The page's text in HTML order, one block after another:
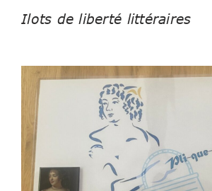
Ilots de liberté littéraires